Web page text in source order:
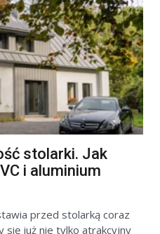
stolarki. Jak
i aluminium
przed stolarką coraz
się już nie tylko atrakcyjny